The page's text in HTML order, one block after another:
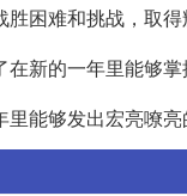
困难和挑战，取得
新的一年里能够掌
能够发出宏亮嘹亮